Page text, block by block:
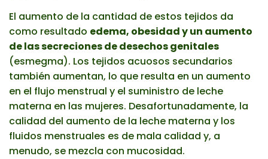
El aumento de la cantidad de estos tejidos da
como resultado edema, obesidad y un aumento
de las secreciones de desechos genitales
(esmegma). Los tejidos acuosos secundarios
también aumentan, lo que resulta en un aumento
en el flujo menstrual y el suministro de leche
materna en las mujeres. Desafortunadamente, la
calidad del aumento de la leche materna y los
fluidos menstruales es de mala calidad y, a
menudo, se mezcla con mucosidad.